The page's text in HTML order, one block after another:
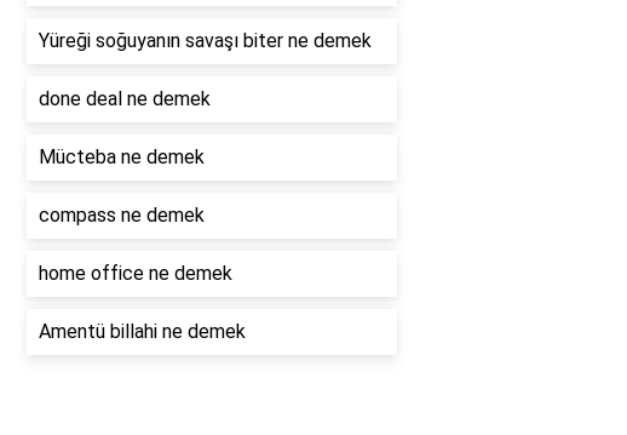
Yüreği soğuyanın savaşı biter ne demek
done deal ne demek
Mücteba ne demek
compass ne demek
home office ne demek
Amentü billahi ne demek